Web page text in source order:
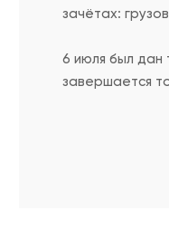
зачётах:
6 июля был дан
завершается